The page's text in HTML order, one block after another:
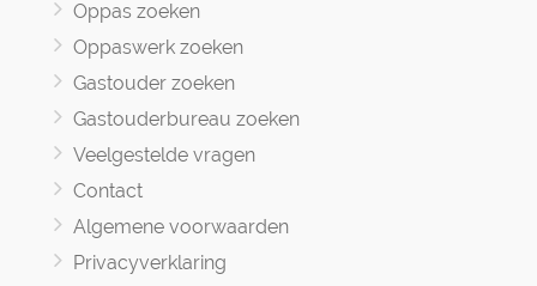
Oppas zoeken
Oppaswerk zoeken
Gastouder zoeken
Gastouderbureau zoeken
Veelgestelde vragen
Contact
Algemene voorwaarden
Privacyverklaring